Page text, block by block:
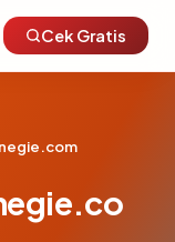
Cek Gratis